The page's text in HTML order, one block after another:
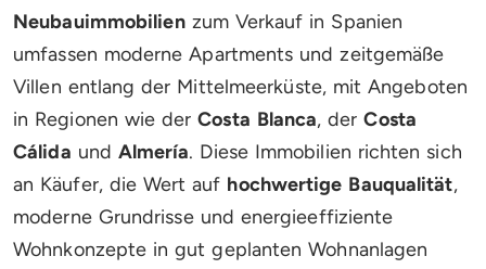
Neubauimmobilienzum Verkauf in Spanien
umfassen moderne Apartments und zeitgemäße
Villen entlang der Mittelmeerküste, mit Angeboten
in Regionen wie derCosta Blanca, derCosta
Cálida und Almería. Diese Immobilien richten sich
an Käufer, die Wert auf hochwertige Bauqualität,
moderne Grundrisse und energieeffiziente
Wohnkonzepte in gut geplanten Wohnanlagen